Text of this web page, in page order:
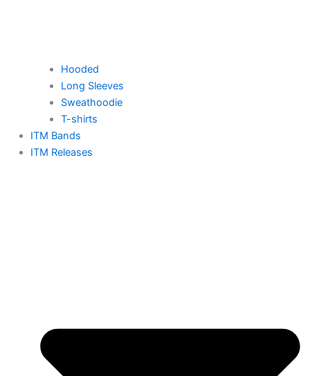
Hooded
Long Sleeves
Sweathoodie
T-shirts
ITM Bands
ITM Releases